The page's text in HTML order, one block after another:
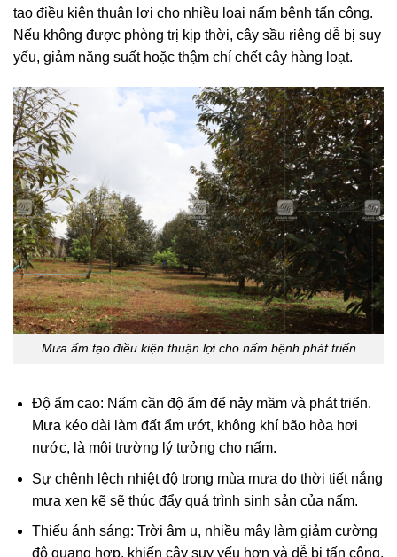
tạo điều kiện thuận lợi cho nhiều loại nấm bệnh tấn công.
Nếu không được phòng trị kịp thời, cây sầu riêng dễ bị suy
yếu, giảm năng suất hoặc thậm chí chết cây hàng loạt.
Mưa ẩm tạo điều kiện thuận lợi cho nấm bệnh phát triển
Độ ẩm cao: Nấm cần độ ẩm để nảy mầm và phát triển.
Mưa kéo dài làm đất ẩm ướt, không khí bão hòa hơi
nước, là môi trường lý tưởng cho nấm.
Sự chênh lệch nhiệt độ trong mùa mưa do thời tiết nắng
mưa xen kẽ sẽ thúc đẩy quá trình sinh sản của nấm.
Thiếu ánh sáng: Trời âm u, nhiều mây làm giảm cường
độ quang hợp, khiến cây suy yếu hơn và dễ bị tấn công.